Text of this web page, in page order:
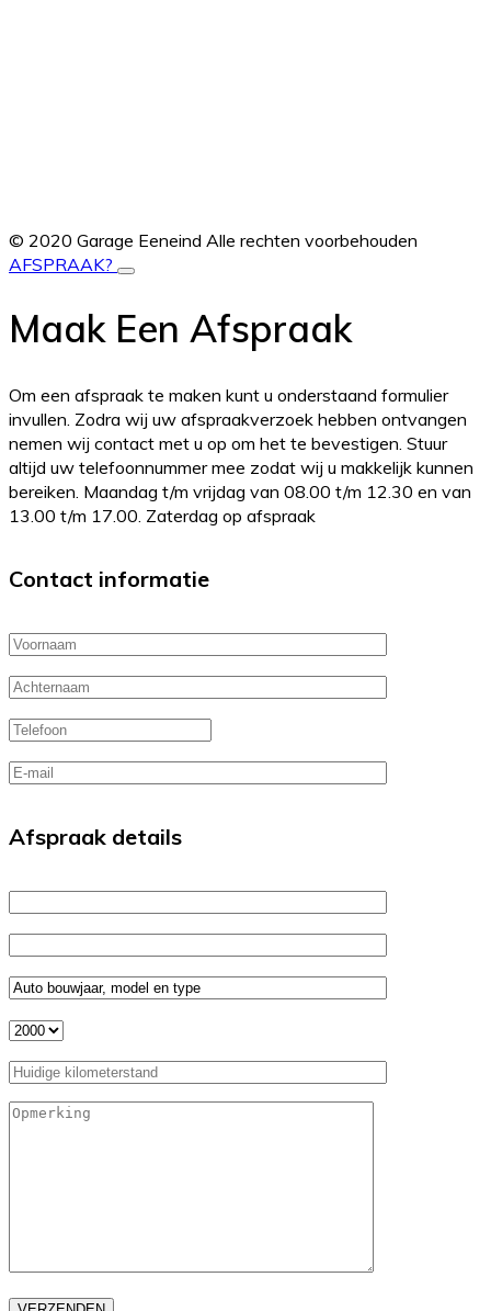
© 2020 Garage Eeneind Alle rechten voorbehouden
AFSPRAAK?
Maak Een Afspraak
Om een afspraak te maken kunt u onderstaand formulier
invullen. Zodra wij uw afspraakverzoek hebben ontvangen
nemen wij contact met u op om het te bevestigen. Stuur
altijd uw telefoonnummer mee zodat wij u makkelijk kunnen
bereiken. Maandag t/m vrijdag van 08.00 t/m 12.30 en van
13.00 t/m 17.00. Zaterdag op afspraak
Contact informatie
Afspraak details